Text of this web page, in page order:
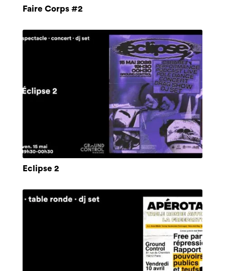
Faire Corps #2
Eclipse 2